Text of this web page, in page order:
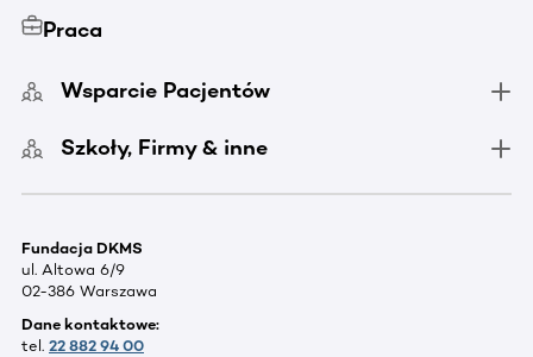
Praca
Wsparcie Pacjentów
Szkoły, Firmy & inne
Fundacja DKMS
ul. Altowa 6/9
02-386 Warszawa
Dane kontaktowe:
tel. 22 882 94 00